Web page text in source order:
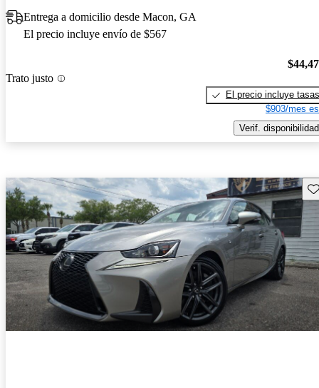
Entrega a domicilio desde Macon, GA
El precio incluye envío de $567
Trato justo
El precio incluye tasas
$903/mes
Verif. disponibilidad